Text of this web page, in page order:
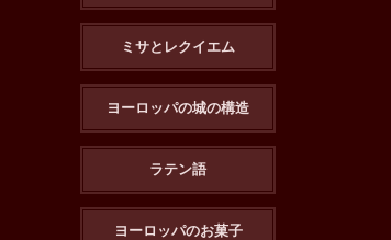
ミサとレクイエム
ヨーロッパの城の構造
ラテン語
ヨーロッパのお菓子